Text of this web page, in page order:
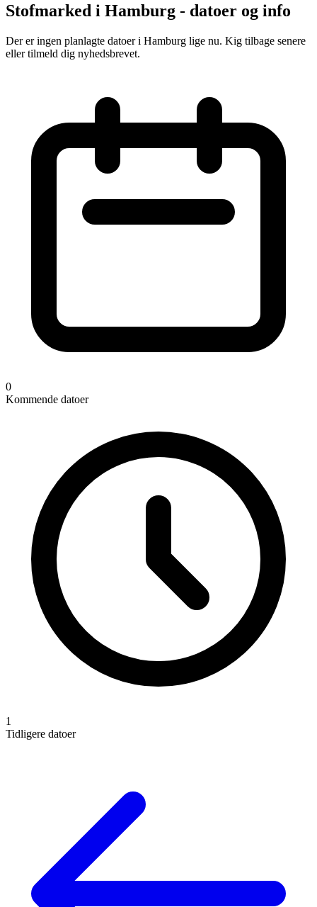
Stofmarked i Hamburg - datoer og info
Der er ingen planlagte datoer i Hamburg lige nu. Kig tilbage senere
eller tilmeld dig nyhedsbrevet.
0
Kommende datoer
1
Tidligere datoer